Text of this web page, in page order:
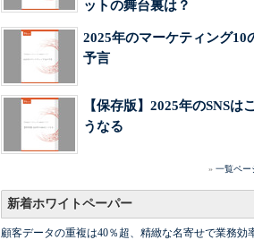
ットの舞台裏は？
2025年のマーケティング10
予言
【保存版】2025年のSNSはこ
うなる
» 一覧ペー
新着ホワイトペーパー
顧客データの重複は40％超、精緻な名寄せで業務効